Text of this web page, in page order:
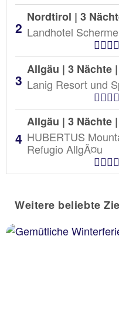
Nordtirol | 3
Landhotel
Allgäu | 3 Nächte |
Lanig Resort und
Allgäu | 3 Nächte |
HUBERTUS
Refugio AllgÃ¤u
Weitere beliebte